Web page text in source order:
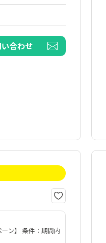
合わせ
ン】 条件：期間内